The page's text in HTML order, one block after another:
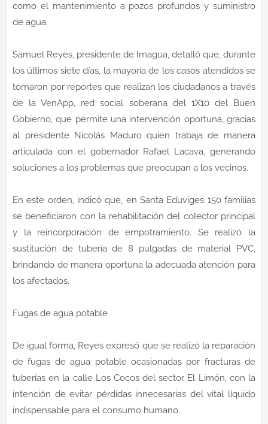
como el mantenimiento a pozos profundos y suministro
de agua.
Samuel Reyes, presidente de Imagua, detalló que, durante
los últimos siete días, la mayoría de los casos atendidos se
tomaron por reportes que realizan los ciudadanos a través
de la VenApp, red social soberana del 1X10 del Buen
Gobierno, que permite una intervención oportuna, gracias
al presidente Nicolás Maduro quien trabaja de manera
articulada con el gobernador Rafael Lacava, generando
soluciones a los problemas que preocupan a los vecinos.
En este orden, indicó que, en Santa Eduviges 150 familias
se beneficiaron con la rehabilitación del colector principal
y la reincorporación de empotramiento. Se realizó la
sustitución de tubería de 8 pulgadas de material PVC,
brindando de manera oportuna la adecuada atención para
los afectados.
Fugas de agua potable
De igual forma, Reyes expresó que se realizó la reparación
de fugas de agua potable ocasionadas por fracturas de
tuberías en la calle Los Cocos del sector El Limón, con la
intención de evitar pérdidas innecesarias del vital líquido
indispensable para el consumo humano.